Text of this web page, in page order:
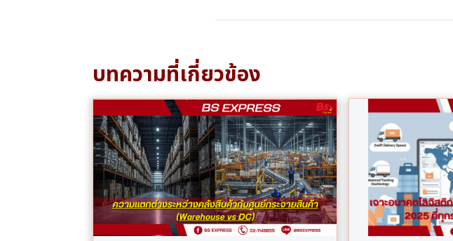
บทความที่เกี่ยวข้อง